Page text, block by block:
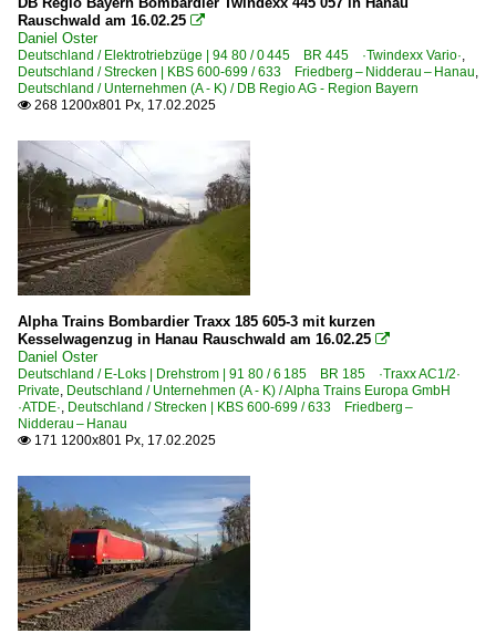
Rauschwald am 16.02.25 
Daniel Oster
Deutschland / Elektrotriebzüge | 94 80 / 0 445 BR 445 ·Twindexx Vario·,
Deutschland / Strecken | KBS 600-699 / 633 Friedberg – Nidderau – Hanau,
Deutschland / Unternehmen (A - K) / DB Regio AG - Region Bayern
 268 1200x801 Px, 17.02.2025
Alpha Trains Bombardier Traxx 185 605-3 mit kurzen
Kesselwagenzug in Hanau Rauschwald am 16.02.25 
Daniel Oster
Deutschland / E-Loks | Drehstrom | 91 80 / 6 185 BR 185 ·Traxx AC1/2·
Private, Deutschland / Unternehmen (A - K) / Alpha Trains Europa GmbH
·ATDE·, Deutschland / Strecken | KBS 600-699 / 633 Friedberg –
Nidderau – Hanau
 171 1200x801 Px, 17.02.2025